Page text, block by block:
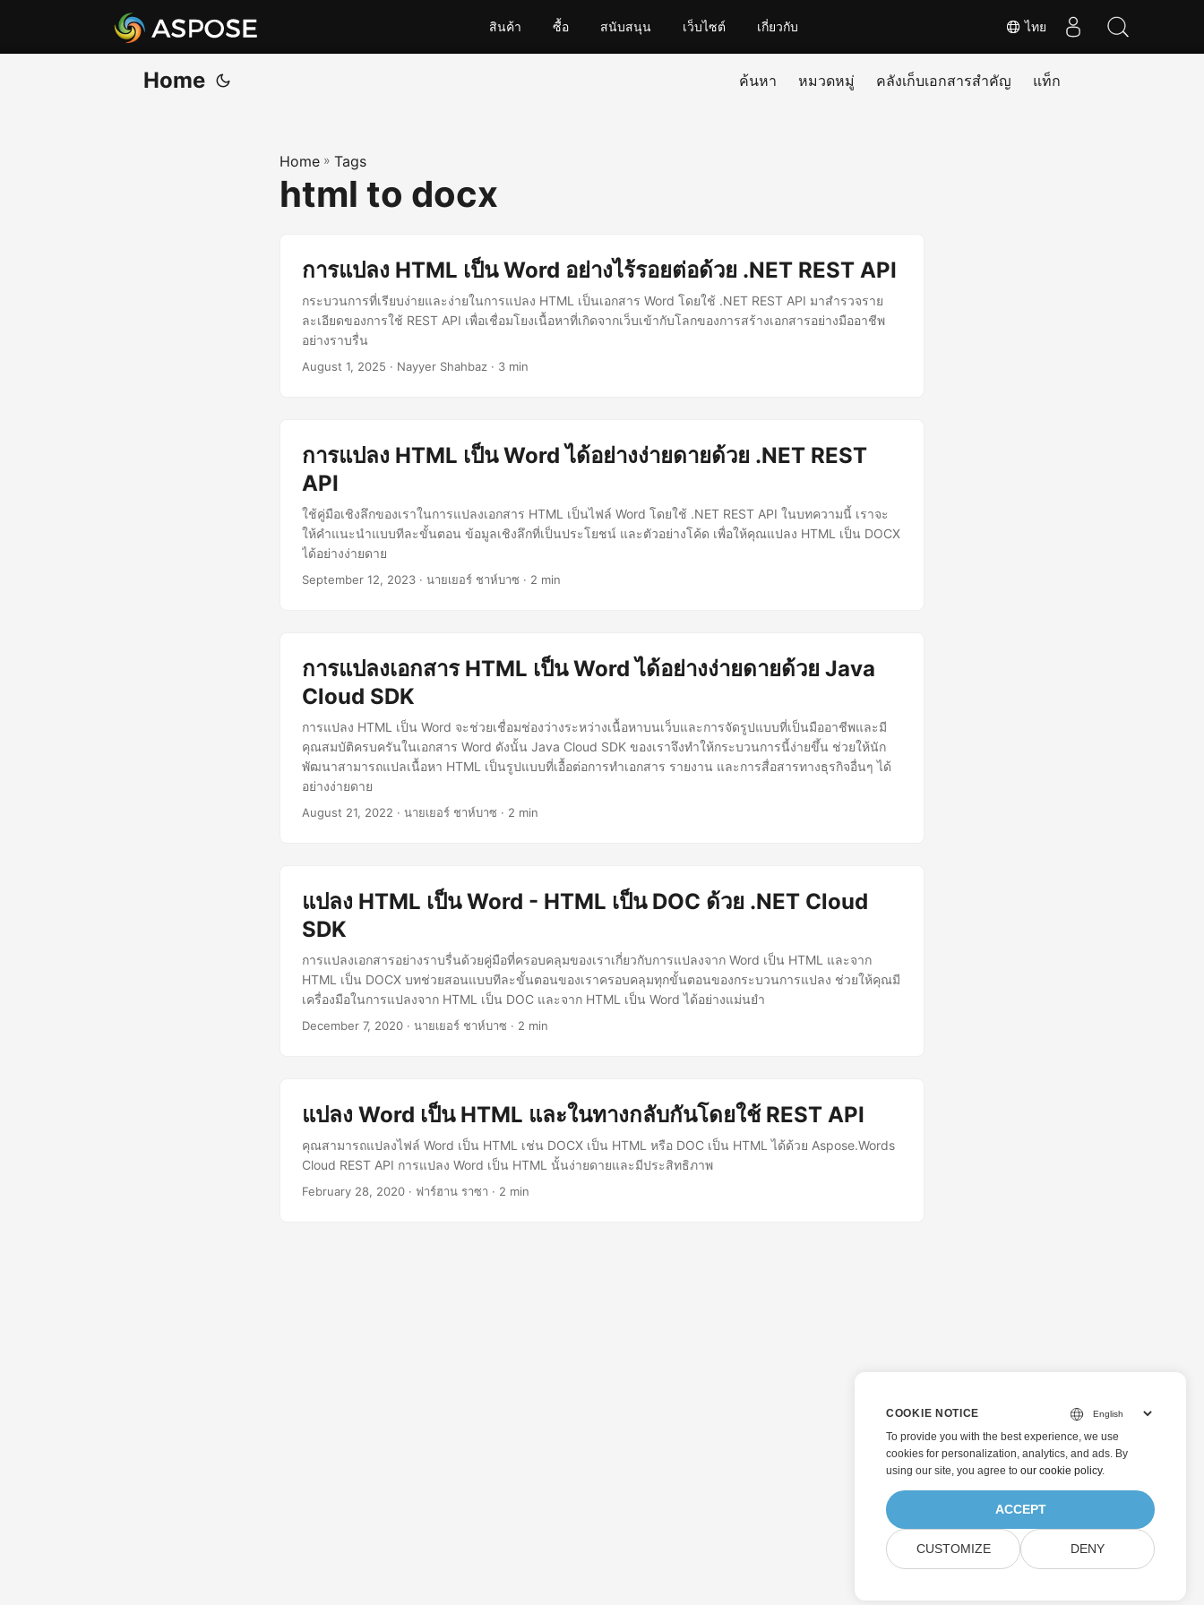
ไทย
สินค้า ซื้อ สนับสนุน เว็บไซต์ เกี่ยวกับ
Home ค้นหา หมวดหมู่ คลังเก็บเอกสารสำคัญ แท็ก
Home » Tags
html to docx
การแปลง HTML เป็น Word อย่างไร้รอยต่อด้วย .NET REST API
กระบวนการที่เรียบง่ายและง่ายในการแปลง HTML เป็นเอกสาร Word โดยใช้ .NET REST API มาสำรวจราย
ละเอียดของการใช้ REST API เพื่อเชื่อมโยงเนื้อหาที่เกิดจากเว็บเข้ากับโลกของการสร้างเอกสารอย่างมืออาชีพ
อย่างราบรื่น
August 1, 2025 · Nayyer Shahbaz · 3 min
การแปลง HTML เป็น Word ได้อย่างง่ายดายด้วย .NET REST
API
ใช้คู่มือเชิงลึกของเราในการแปลงเอกสาร HTML เป็นไฟล์ Word โดยใช้ .NET REST API ในบทความนี้ เราจะ
ให้คำแนะนำแบบทีละขั้นตอน ข้อมูลเชิงลึกที่เป็นประโยชน์ และตัวอย่างโค้ด เพื่อให้คุณแปลง HTML เป็น DOCX
ได้อย่างง่ายดาย
September 12, 2023 · นายเยอร์ ชาห์บาซ · 2 min
การแปลงเอกสาร HTML เป็น Word ได้อย่างง่ายดายด้วย Java
Cloud SDK
การแปลง HTML เป็น Word จะช่วยเชื่อมช่องว่างระหว่างเนื้อหาบนเว็บและการจัดรูปแบบที่เป็นมืออาชีพและมี
คุณสมบัติครบครันในเอกสาร Word ดังนั้น Java Cloud SDK ของเราจึงทำให้กระบวนการนี้ง่ายขึ้น ช่วยให้นัก
พัฒนาสามารถแปลเนื้อหา HTML เป็นรูปแบบที่เอื้อต่อการทำเอกสาร รายงาน และการสื่อสารทางธุรกิจอื่นๆ ได้
อย่างง่ายดาย
August 21, 2022 · นายเยอร์ ชาห์บาซ · 2 min
แปลง HTML เป็น Word - HTML เป็น DOC ด้วย .NET Cloud
SDK
การแปลงเอกสารอย่างราบรื่นด้วยคู่มือที่ครอบคลุมของเราเกี่ยวกับการแปลงจาก Word เป็น HTML และจาก
HTML เป็น DOCX บทช่วยสอนแบบทีละขั้นตอนของเราครอบคลุมทุกขั้นตอนของกระบวนการแปลง ช่วยให้คุณมี
เครื่องมือในการแปลงจาก HTML เป็น DOC และจาก HTML เป็น Word ได้อย่างแม่นยำ
December 7, 2020 · นายเยอร์ ชาห์บาซ · 2 min
แปลง Word เป็น HTML และในทางกลับกันโดยใช้ REST API
คุณสามารถแปลงไฟล์ Word เป็น HTML เช่น DOCX เป็น HTML หรือ DOC เป็น HTML ได้ด้วย Aspose.Words
Cloud REST API การแปลง Word เป็น HTML นั้นง่ายดายและมีประสิทธิภาพ
February 28, 2020 · ฟาร์ฮาน ราซา · 2 min
COOKIE NOTICE
To provide you with the best experience, we use
cookies for personalization, analytics, and ads. By
using our site, you agree to our cookie policy.
ACCEPT
CUSTOMIZE DENY